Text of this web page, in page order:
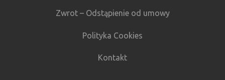
Zwrot – Odstąpienie od umowy
Polityka Cookies
Kontakt